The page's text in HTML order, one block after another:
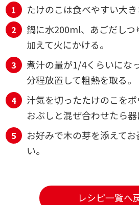
たけのこは食べやすい大き
鍋に水200ml、あごだし
加えて火にかける。
煮汁の量が1/4くらいにな
分程放置して粗熱を取る。
汁気を切ったたけのこを
おぶしと混ぜ合わせたら器
お好みで木の芽を添えて
い。
レシピ一覧へ